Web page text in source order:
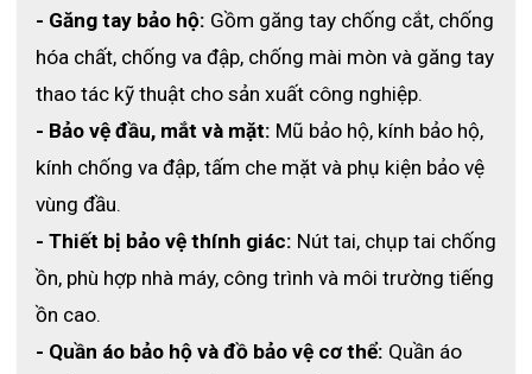
- Găng tay bảo hộ: Gồm găng tay chống cắt, chống
hóa chất, chống va đập, chống mài mòn và găng tay
thao tác kỹ thuật cho sản xuất công nghiệp.
- Bảo vệ đầu, mắt và mặt: Mũ bảo hộ, kính bảo hộ,
kính chống va đập, tấm che mặt và phụ kiện bảo vệ
vùng đầu.
- Thiết bị bảo vệ thính giác: Nút tai, chụp tai chống
ồn, phù hợp nhà máy, công trình và môi trường tiếng
ồn cao.
- Quần áo bảo hộ và đồ bảo vệ cơ thể: Quần áo